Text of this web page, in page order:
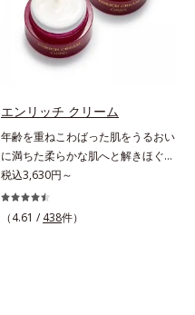
たハリツヤ肌へ導く保湿成分
透明感のなさなどの「面」での透明
感を阻害する原因を引き起こしてい
ることがわかりました。そこでオル
ビス ブライト シリーズは「メラニ
浸透し、シミやソバカスの原因とな
るメラニンの生成を食い止めます。
またオルビス独自成分の「ブライト
VCコンプレックス(*8)」が、透明感
を阻害する原因(*9)にアプローチし
ます。さらに肌表面のなめらかさや
エンリッチ クリーム
年齢を重ねこわばった肌をうるおい
に満ちた柔らかな肌へと解きほぐ
す。セラミド配合保湿クリーム。う
るおい続く柔らかな肌へ整える、エ
イジングケア(*1)保湿クリームで
税込3,630円～
（4.61 / 438件）